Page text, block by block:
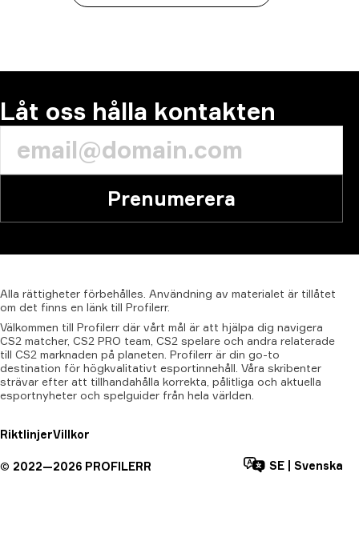
Låt oss hålla kontakten
Prenumerera
Alla rättigheter förbehålles. Användning av materialet är tillåtet
om det finns en länk till Profilerr.
Välkommen till Profilerr där vårt mål är att hjälpa dig navigera
CS2 matcher, CS2 PRO team, CS2 spelare och andra relaterade
till CS2 marknaden på planeten. Profilerr är din go-to
destination för högkvalitativt esportinnehåll. Våra skribenter
strävar efter att tillhandahålla korrekta, pålitliga och aktuella
esportnyheter och spelguider från hela världen.
RiktlinjerVillkor
© 2022—2026 PROFILERR SE Svenska